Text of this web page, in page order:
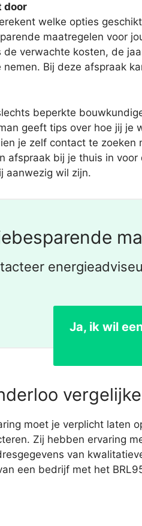
door
welke opties
maatregelen voor
verwachte kosten, de
Bij deze afspraak
beperkte
geeft tips over hoe jij
je zelf contact te
afspraak bij je thuis in
aanwezig wil zijn.
Ja, ik wil
moet je verplicht laten
Zij hebben ervaring
van
een bedrijf met het